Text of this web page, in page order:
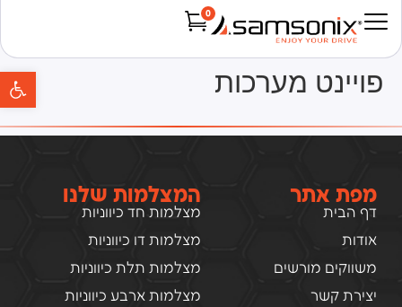
0
פויינט מערכות
מפת אתר
דף הבית
אודות
משווקים מורשים
יצירת קשר
המצלמות שלנו
מצלמות חד כיווניות
מצלמות דו כיווניות
מצלמות תלת כיווניות
מצלמות ארבע כיווניות